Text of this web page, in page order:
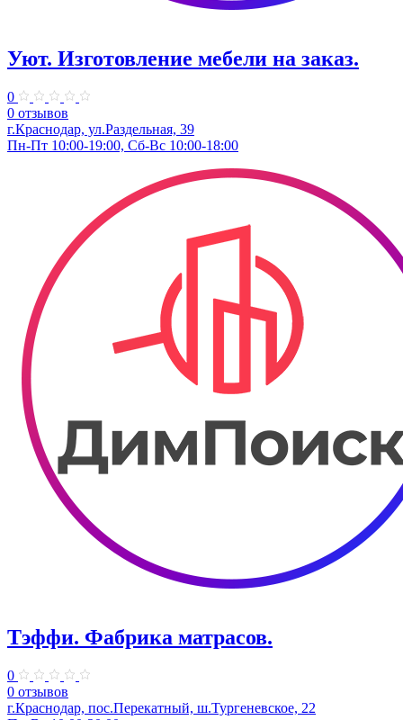
Уют. Изготовление мебели на заказ.
0
0 отзывов
г.Краснодар, ул.Раздельная, 39
Пн-Пт 10:00-19:00, Сб-Вс 10:00-18:00
Тэффи. Фабрика матрасов.
0
0 отзывов
г.Краснодар, пос.Перекатный, ш.Тургеневское, 22